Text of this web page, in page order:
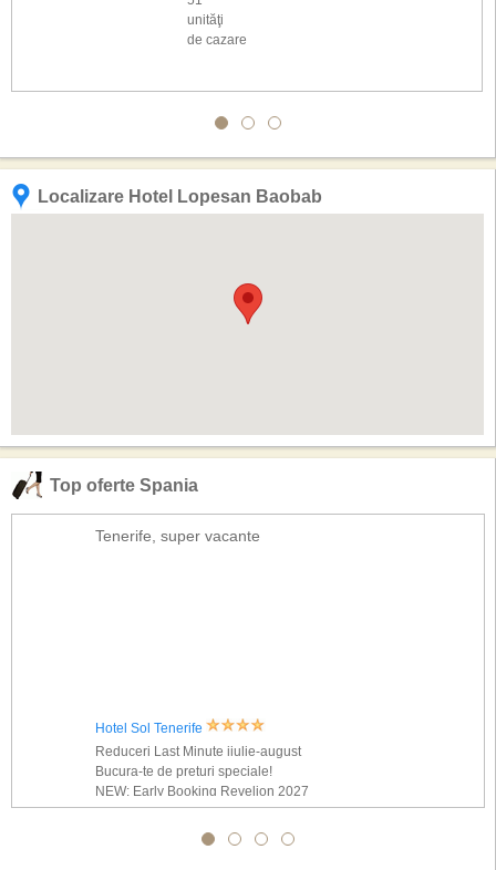
unităţi
de cazare
Localizare Hotel Lopesan Baobab
Top oferte Spania
Tenerife, super vacante
Hotel Sol Tenerife
Reduceri Last Minute iiulie-august
Bucura-te de preturi speciale!
NEW: Early Booking Revelion 2027